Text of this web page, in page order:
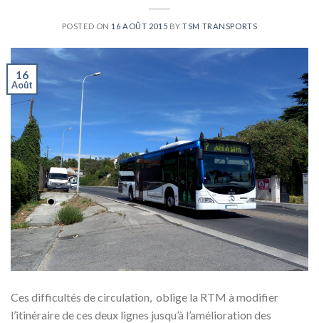
POSTED ON 16 AOÛT 2015 BYTSM TRANSPORTS
16
Août
Ces difficultés de circulation, oblige la RTM à modifier
l’itinéraire de ces deux lignes jusqu’à l’amélioration des